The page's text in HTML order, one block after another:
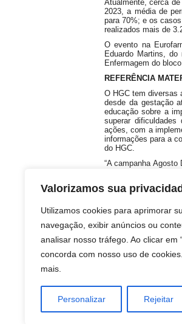
Valorizamos sua
Utilizamos cookies para aprimorar
navegação, exibir anúncios ou
analisar nosso tráfego. Ao clicar em
concorda com nosso uso de cookies.
mais.
Personalizar Rejeitar
Atualmente, cerca
2023, a média de
para 70%; e os
realizados mais de
O evento na
Eduardo Martins,
Enfermagem do
REFERÊNCIA
O HGC tem diversas
desde da gestação
educação sobre a
superar
ações, com a
informações para a
do HGC.
“A campanha
instituição com a
benefícios do
mães. Para o HGC,
promover práticas
Kely Schettini.
O leite materno é
bebês e promovem
único entre mãe e
apoio e informações
as mulheres nesse
A unidade oferta